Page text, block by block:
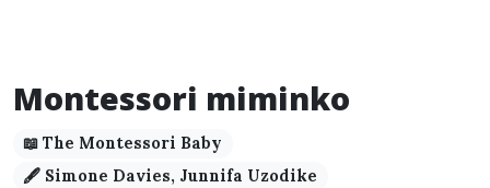
Montessori miminko
📖 The Montessori Baby
🖋️ Simone Davies, Junnifa Uzodike